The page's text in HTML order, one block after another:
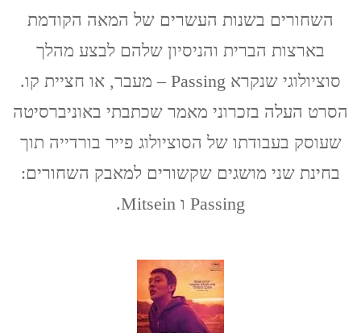
היברידיות?
השחורים בשנות העשרים של המאה הקודמת
בארצות הברית והניסיון שלהם לבצע מהלך
סוציולוגי שנקרא Passing – מעבר, או חציית קו.
הסרט העלה בזכרוני מאמר שכתבתי באוניברסיטה
שעוסק בעבודתו של הסוציולוג פייר בורדייה תוך
בחינת שני מושגים שקשורים למאבק השחורים:
Passing ו Mitsein.